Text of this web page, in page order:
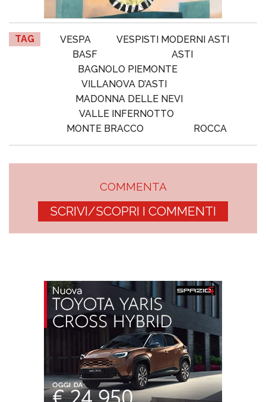
TAG VESPA
VESPISTI MODERNI ASTI
BASF
ASTI
BAGNOLO PIEMONTE
VILLANOVA D’ASTI
MADONNA DELLE NEVI
VALLE INFERNOTTO
MONTE BRACCO
ROCCA
COMMENTA
SCRIVI/SCOPRI I COMMENTI